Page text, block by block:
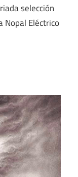
selección
Nopal Eléctrico